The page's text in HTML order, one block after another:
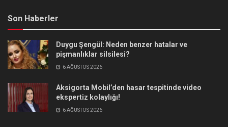
Son Haberler
Duygu Şengül: Neden benzer hatalar ve
pişmanlıklar silsilesi?
6 AĞUSTOS 2026
Aksigorta Mobil’den hasar tespitinde video
ekspertiz kolaylığı!
6 AĞUSTOS 2026